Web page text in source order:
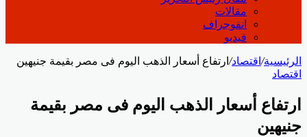
مقالات
انفوجراف
فيديو
الرئيسية/ اقتصاد/ ارتفاع أسعار الذهب اليوم فى مصر بقيمة جنيهين
اقتصاد
ارتفاع أسعار الذهب اليوم فى مصر بقيمة
جنيهين